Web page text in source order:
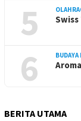
5
6 BUDAYA
BERITA UTAMA